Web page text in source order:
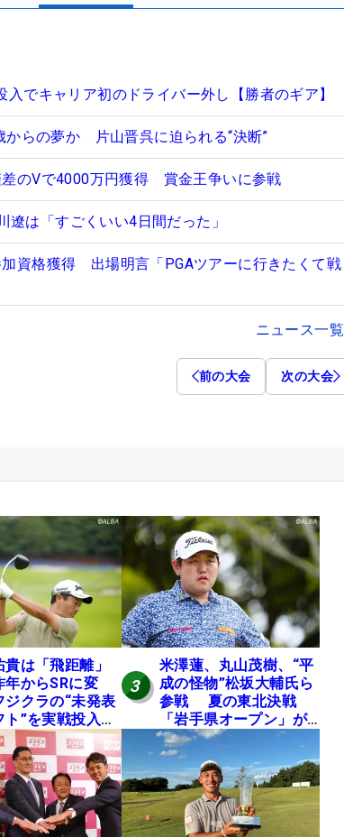
でキャリア初のドライバー外し【勝者のギア】
らの夢か 片山晋呉に迫られる“決断”
差のVで4000万円獲得 賞金王争いに参戦
は「すごくいい4日間だった」
資格獲得 出場明言「PGAツアーに行きたくて戦
ニュース一覧
前の大会 次の大会
は「飛距離」
年からSRに変
クラの“未発表
ト”を実戦投入し
「つかまえにい
【男子ツアーの
タ！】
3
米澤蓮、丸山茂樹、“平
成の怪物”松坂大輔氏ら
参戦 夏の東北決戦
「岩手県オープン」が8
日開幕